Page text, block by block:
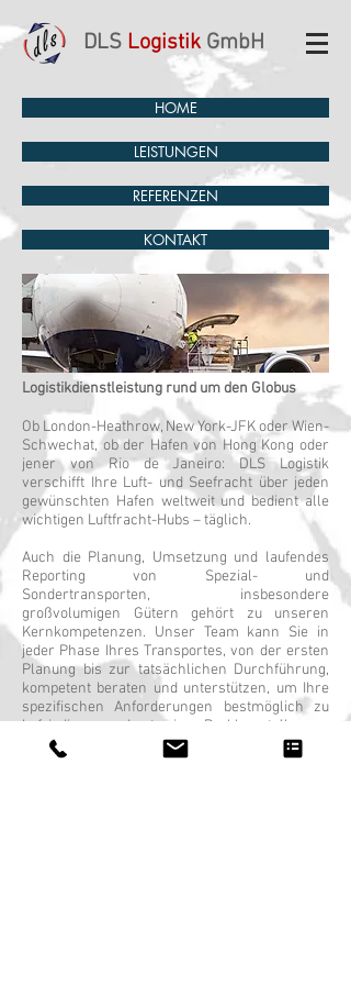
DLS Logistik GmbH
HOME
LEISTUNGEN
REFERENZEN
KONTAKT
Logistikdienstleistung rund um den Globus
Ob London-Heathrow, New York-JFK oder Wien-
Schwechat, ob der Hafen von Hong Kong oder
jener von Rio de Janeiro: DLS Logistik
verschifft Ihre Luft- und Seefracht über jeden
gewünschten Hafen weltweit und bedient alle
wichtigen Luftfracht-Hubs – täglich.
Auch die Planung, Umsetzung und laufendes
Reporting von Spezial- und
Sondertransporten, insbesondere
großvolumigen Gütern gehört zu unseren
Kernkompetenzen. Unser Team kann Sie in
jeder Phase Ihres Transportes, von der ersten
Planung bis zur tatsächlichen Durchführung,
kompetent beraten und unterstützen, um Ihre
spezifischen Anforderungen bestmöglich zu
befriedigen und etwaige Problemstellungen
zielgerichtet zu lösen.